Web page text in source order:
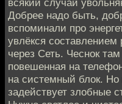
всякий случай
Добрее надо быть,
вспоминали про
увлёкся составлением
через Сеть. Чеснок
повешенная на
на системный блок. Но
задействует злобные